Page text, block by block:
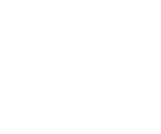
lub przesuwania.